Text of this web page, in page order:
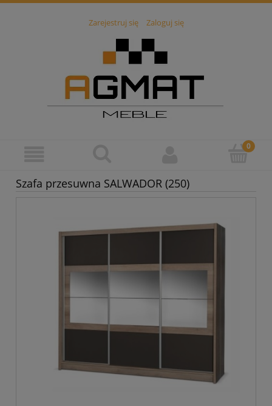
Zarejestruj się Zaloguj się
Szafa przesuwna SALWADOR (250)